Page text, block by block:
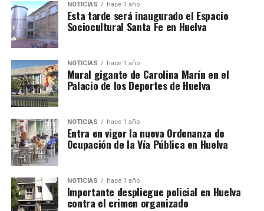
NOTICIAS hace 1 año
Esta tarde será inaugurado el Espacio
Sociocultural Santa Fe en Huelva
NOTICIAS hace 1 año
Mural gigante de Carolina Marín en el
Palacio de los Deportes de Huelva
NOTICIAS hace 1 año
Entra en vigor la nueva Ordenanza de
Ocupación de la Vía Pública en Huelva
NOTICIAS hace 1 año
Importante despliegue policial en Huelva
contra el crimen organizado